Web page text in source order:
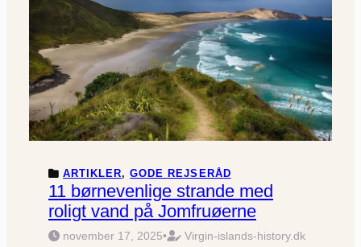
ARTIKLER, GODE REJSERÅD
11 børnevenlige strande med
roligt vand på Jomfruøerne
november 17, 2025•
Virgin-islands-history.dk